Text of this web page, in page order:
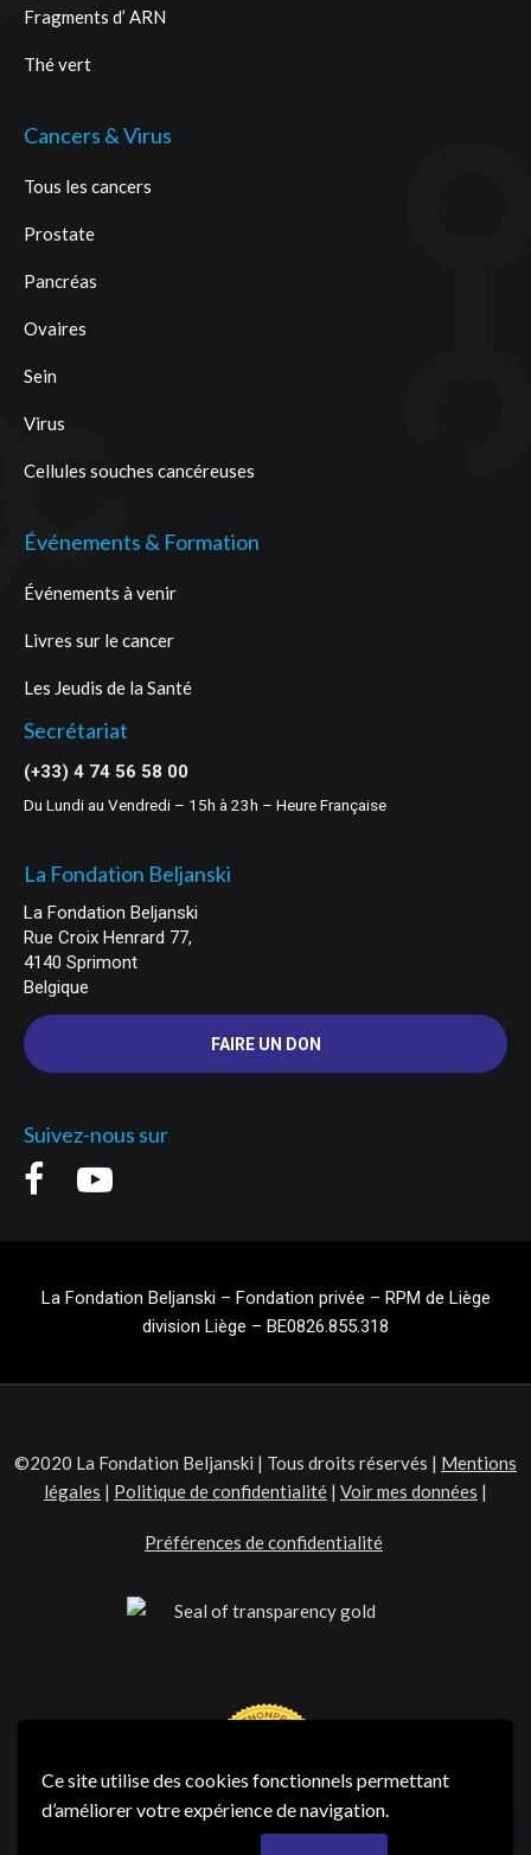
Ce site utilise des cookies fonctionnels permettant
d’améliorer votre expérience de navigation.
Fragments d’ ARN
Thé vert
Cancers & Virus
Tous les cancers
Prostate
Pancréas
Ovaires
Sein
Virus
Cellules souches cancéreuses
Événements & Formation
Événements à venir
Livres sur le cancer
Les Jeudis de la Santé
Secrétariat
(+33) 4 74 56 58 00
Du Lundi au Vendredi – 15h à 23h – Heure Française
La Fondation Beljanski
La Fondation Beljanski
Rue Croix Henrard 77,
4140 Sprimont
Belgique
FAIRE UN DON
Suivez-nous sur
La Fondation Beljanski – Fondation privée – RPM de Liège
division Liège – BE0826.855.318
©2020 La Fondation Beljanski | Tous droits réservés | Mentions
légales | Politique de confidentialité | Voir mes données |
Préférences de confidentialité